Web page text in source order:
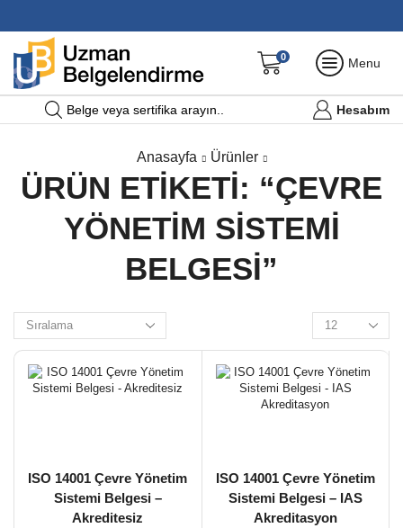
0 Menu
Belge veya sertifika arayın.. Hesabım
Anasayfa Ürünler
ÜRÜN ETIKETI: “ÇEVRE
YÖNETIM SISTEMI
BELGESI”
ISO 14001 Çevre Yönetim
Sistemi Belgesi –
Akreditesiz
ISO 14001 Çevre Yönetim
Sistemi Belgesi – IAS
Akreditasyon